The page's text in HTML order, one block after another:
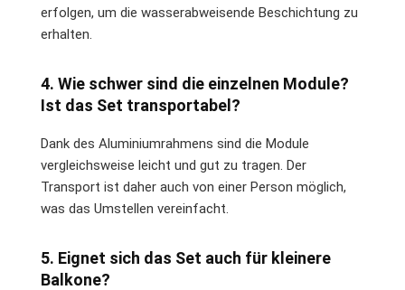
erfolgen, um die wasserabweisende Beschichtung zu
erhalten.
4. Wie schwer sind die einzelnen Module?
Ist das Set transportabel?
Dank des Aluminiumrahmens sind die Module
vergleichsweise leicht und gut zu tragen. Der
Transport ist daher auch von einer Person möglich,
was das Umstellen vereinfacht.
5. Eignet sich das Set auch für kleinere
Balkone?